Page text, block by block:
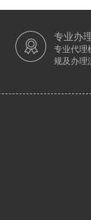
专业办
专业代理
规及办理